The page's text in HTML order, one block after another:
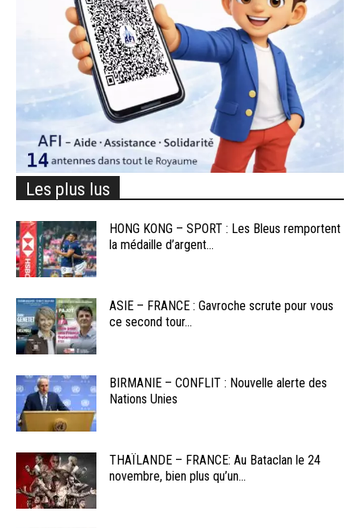
Les plus lus
HONG KONG – SPORT : Les Bleus remportent
la médaille d’argent...
ASIE – FRANCE : Gavroche scrute pour vous
ce second tour...
BIRMANIE – CONFLIT : Nouvelle alerte des
Nations Unies
THAÏLANDE – FRANCE: Au Bataclan le 24
novembre, bien plus qu’un...